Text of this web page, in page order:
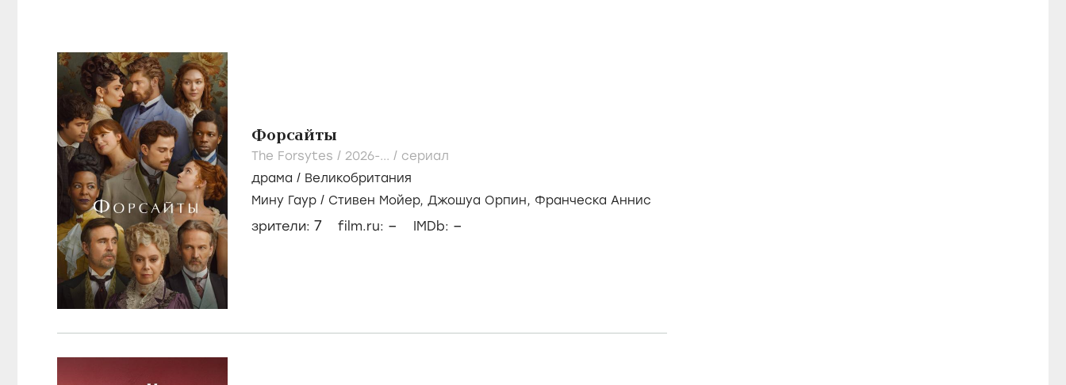
Форсайты
The Forsytes / 2026-... / сериал
драма / Великобритания
Мину Гаур / Стивен Мойер, Джошуа Орпин, Франческа Аннис
зрители: 7 film.ru: – IMDb: –